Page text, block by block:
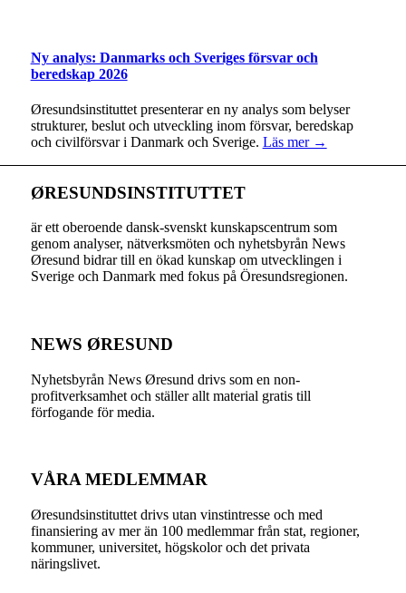
Ny analys: Danmarks och Sveriges försvar och
beredskap 2026
Øresundsinstituttet presenterar en ny analys som belyser
strukturer, beslut och utveckling inom försvar, beredskap
och civilförsvar i Danmark och Sverige. Läs mer →
ØRESUNDSINSTITUTTET
är ett oberoende dansk-svenskt kunskapscentrum som
genom analyser, nätverksmöten och nyhetsbyrån News
Øresund bidrar till en ökad kunskap om utvecklingen i
Sverige och Danmark med fokus på Öresundsregionen.
NEWS ØRESUND
Nyhetsbyrån News Øresund drivs som en non-
profitverksamhet och ställer allt material gratis till
förfogande för media.
VÅRA MEDLEMMAR
Øresundsinstituttet drivs utan vinst­intresse och med
finansiering av mer än 100 medlemmar från stat, regioner,
kommuner, universitet, högskolor och det privata
näringslivet.